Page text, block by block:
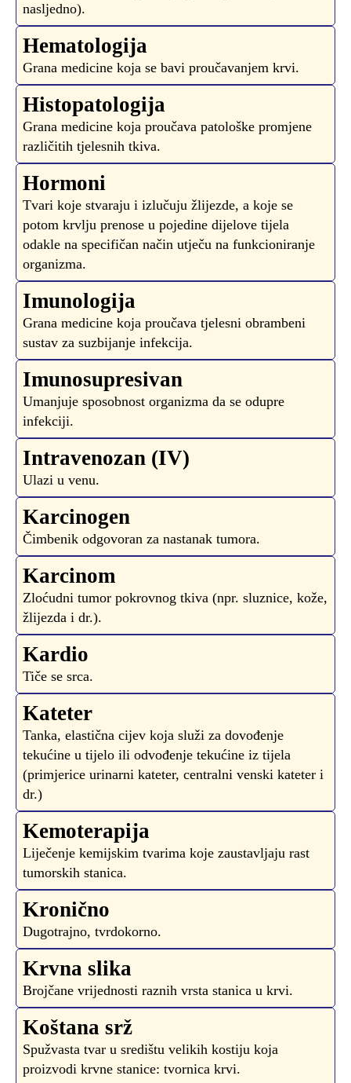
nasljedno).
Hematologija
Grana medicine koja se bavi proučavanjem krvi.
Histopatologija
Grana medicine koja proučava patološke promjene
različitih tjelesnih tkiva.
Hormoni
Tvari koje stvaraju i izlučuju žlijezde, a koje se
potom krvlju prenose u pojedine dijelove tijela
odakle na specifičan način utječu na funkcioniranje
organizma.
Imunologija
Grana medicine koja proučava tjelesni obrambeni
sustav za suzbijanje infekcija.
Imunosupresivan
Umanjuje sposobnost organizma da se odupre
infekciji.
Intravenozan (IV)
Ulazi u venu.
Karcinogen
Čimbenik odgovoran za nastanak tumora.
Karcinom
Zloćudni tumor pokrovnog tkiva (npr. sluznice, kože,
žlijezda i dr.).
Kardio
Tiče se srca.
Kateter
Tanka, elastična cijev koja služi za dovođenje
tekućine u tijelo ili odvođenje tekućine iz tijela
(primjerice urinarni kateter, centralni venski kateter i
dr.)
Kemoterapija
Liječenje kemijskim tvarima koje zaustavljaju rast
tumorskih stanica.
Kronično
Dugotrajno, tvrdokorno.
Krvna slika
Brojčane vrijednosti raznih vrsta stanica u krvi.
Koštana srž
Spužvasta tvar u središtu velikih kostiju koja
proizvodi krvne stanice: tvornica krvi.